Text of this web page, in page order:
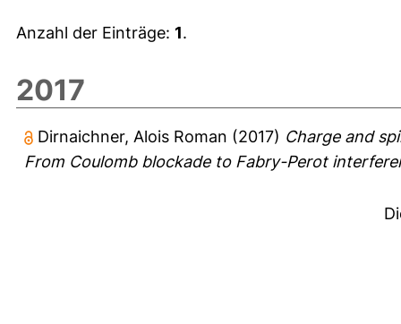
Anzahl der Einträge: 1.
2017
Dirnaichner, Alois Roman (2017) Charge and
From Coulomb blockade to Fabry-Perot